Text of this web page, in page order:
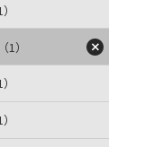
1）